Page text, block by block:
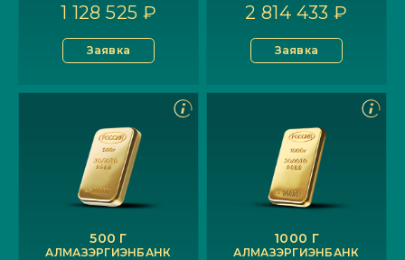
1 128 525 ₽
Заявка
2 814 433 ₽
Заявка
500 Г
АЛМАЗЭРГИЭНБАНК
1000 Г
АЛМАЗЭРГИЭНБАНК